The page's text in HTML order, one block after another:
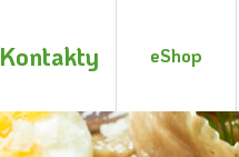
Kontakty
eShop